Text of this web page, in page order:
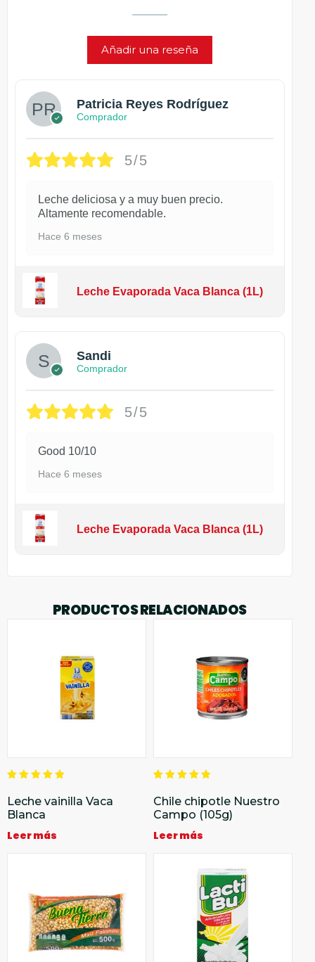
Añadir una reseña
Patricia Reyes Rodríguez
Comprador
5/5
Leche deliciosa y a muy buen precio.
Altamente recomendable.
Hace 6 meses
Leche Evaporada Vaca Blanca (1L)
Sandi
Comprador
5/5
Good 10/10
Hace 6 meses
Leche Evaporada Vaca Blanca (1L)
PRODUCTOS RELACIONADOS
en
5.00
de 5
Leche vainilla Vaca
Blanca
Leer más
en
5.00
de 5
Chile chipotle Nuestro
Campo (105g)
Leer más